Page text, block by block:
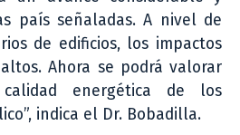
país señaladas. A nivel de
de edificios, los impactos
Ahora se podrá valorar
energética de los
indica el Dr. Bobadilla.